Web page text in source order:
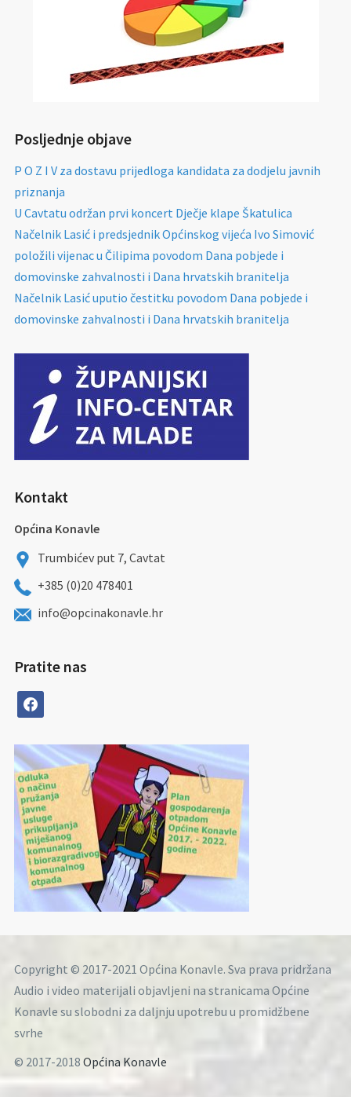
Posljednje objave
P O Z I V za dostavu prijedloga kandidata za dodjelu javnih
priznanja
U Cavtatu održan prvi koncert Dječje klape Škatulica
Načelnik Lasić i predsjednik Općinskog vijeća Ivo Simović
položili vijenac u Čilipima povodom Dana pobjede i
domovinske zahvalnosti i Dana hrvatskih branitelja
Načelnik Lasić uputio čestitku povodom Dana pobjede i
domovinske zahvalnosti i Dana hrvatskih branitelja
Kontakt
Općina Konavle
Trumbićev put 7, Cavtat
+385 (0)20 478401
info@opcinakonavle.hr
Pratite nas
facebook
Copyright © 2017-2021 Općina Konavle. Sva prava pridržana
Audio i video materijali objavljeni na stranicama Općine
Konavle su slobodni za daljnju upotrebu u promidžbene
svrhe
© 2017-2018 Općina Konavle